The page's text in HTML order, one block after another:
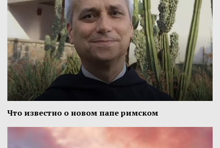
Что известно о новом папе римском